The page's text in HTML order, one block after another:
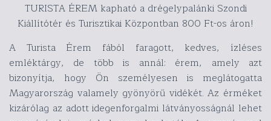
TURISTA ÉREM kapható a drégelypalánki Szondi
Kiállítótér és Turisztikai Központban 800 Ft-os áron!
A Turista Érem fából faragott, kedves, ízléses
emléktárgy, de több is annál: érem, amely azt
bizonyítja, hogy Ön személyesen is meglátogatta
Magyarország valamely gyönyörű vidékét. Az érméket
kizárólag az adott idegenforgalmi látványosságnál lehet